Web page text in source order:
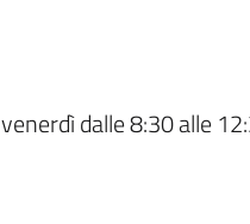
dalle 8:30 alle